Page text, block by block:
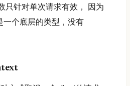
只针对单次请求有效， 因为
一个底层的类型，没有